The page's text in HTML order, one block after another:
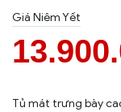
Giá Niêm Yết
Tủ mát trưng bày